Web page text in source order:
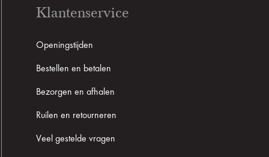
Klantenservice
Openingstijden
Bestellen en betalen
Bezorgen en afhalen
Ruilen en retourneren
Veel gestelde vragen